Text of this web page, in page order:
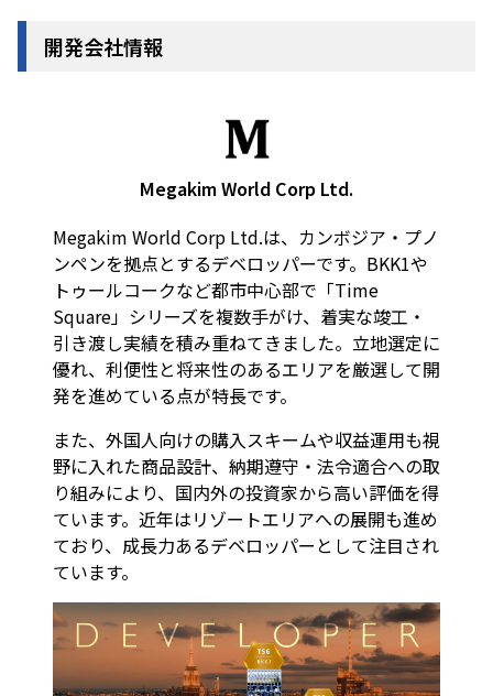
開発会社情報
Megakim World Corp Ltd.
Megakim World Corp Ltd.は、カンボジア・プノ
ンペンを拠点とするデベロッパーです。BKK1や
トゥールコークなど都市中心部で「Time
Square」シリーズを複数手がけ、着実な竣工・
引き渡し実績を積み重ねてきました。立地選定に
優れ、利便性と将来性のあるエリアを厳選して開
発を進めている点が特長です。
また、外国人向けの購入スキームや収益運用も視
野に入れた商品設計、納期遵守・法令適合への取
り組みにより、国内外の投資家から高い評価を得
ています。近年はリゾートエリアへの展開も進め
ており、成長力あるデベロッパーとして注目され
ています。